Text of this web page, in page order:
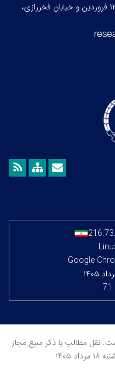
تهران، خیابان انقلاب، بین خیابان ۱۲ فروردین و خیابان فخررازی،
نقل مطالب با ذکر منبع مجاز
۱۴۰۵